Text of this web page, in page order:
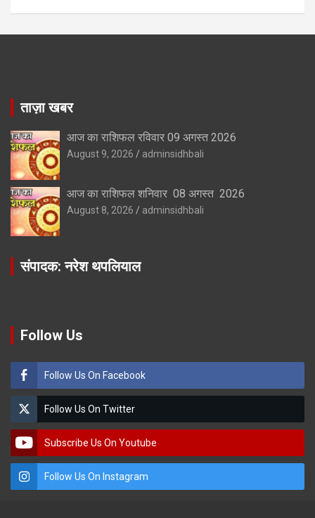
ताज़ा खबर
आज का राशिफल रविवार 09 अगस्त 2026
August 9, 2026 adminsidhbali
आज का राशिफल शनिवार 08 अगस्त 2026
August 8, 2026 adminsidhbali
संपादक: नरेश थपलियाल
Follow Us
Follow Us On Facebook
Follow Us On Twitter
Subscribe Us On Youtube
Follow Us On Instagram